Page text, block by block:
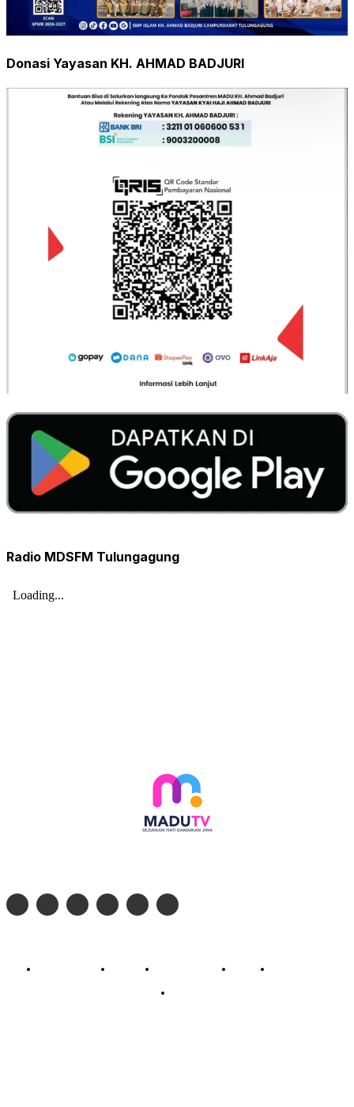
Donasi Yayasan KH. AHMAD BADJURI
Radio MDSFM Tulungagung
Profil Madu TV Redaksi Pedoman Siber Kontak